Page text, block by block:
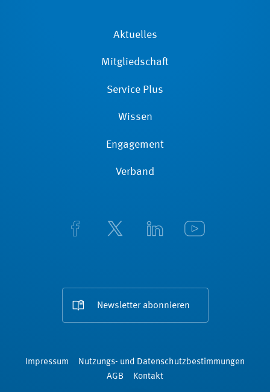
Aktuelles
Mitgliedschaft
Service Plus
Wissen
Engagement
Verband
Newsletter abonnieren
Impressum
Nutzungs- und Datenschutzbestimmungen
AGB
Kontakt